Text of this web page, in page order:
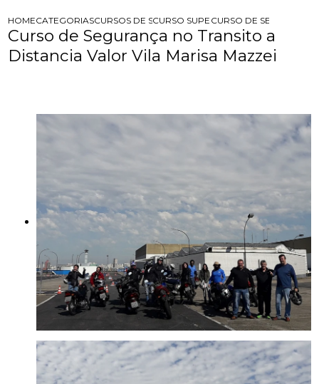
HOMECATEGORIASCURSOS DE SEGURANCA NO TRANSITO
CURSO SUPERIOR DE TECNOLOGIA
CURSO DE
Curso de Segurança no Transito a
Distancia Valor Vila Marisa Mazzei